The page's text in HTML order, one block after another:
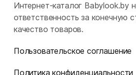
Интернет-каталог Babylook.by
ответственность за конечную
качество товаров.
Пользовательское соглашение
Политика конфиденциальности